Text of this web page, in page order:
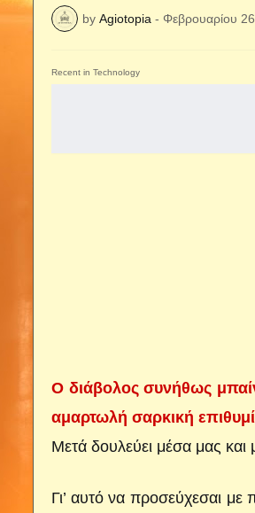
by Agiotopia - Φεβρουαρίου
Recent in Technology
Ο διάβολος συνήθως
αμαρτωλή σαρκική
Μετά δουλεύει μέσα μας και
Γι’ αυτό να προσεύχεσαι με